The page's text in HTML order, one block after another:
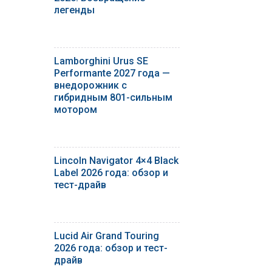
легенды
Lamborghini Urus SE
Performante 2027 года —
внедорожник с
гибридным 801-сильным
мотором
Lincoln Navigator 4×4 Black
Label 2026 года: обзор и
тест-драйв
Lucid Air Grand Touring
2026 года: обзор и тест-
драйв